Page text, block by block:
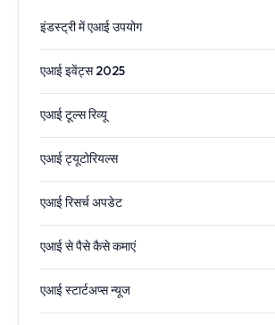
इंडस्ट्री में एआई उपयोग
एआई इवेंट्स 2025
एआई टूल्स रिव्यू
एआई ट्यूटोरियल्स
एआई रिसर्च अपडेट
एआई से पैसे कैसे कमाएं
एआई स्टार्टअप्स न्यूज